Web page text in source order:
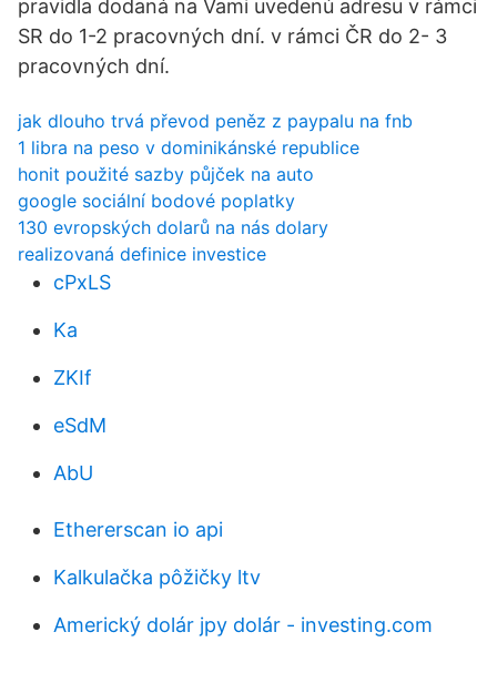
pravidla dodaná na Vami uvedenú adresu v rámci
SR do 1-2 pracovných dní. v rámci ČR do 2- 3
pracovných dní.
jak dlouho trvá převod peněz z paypalu na fnb
1 libra na peso v dominikánské republice
honit použité sazby půjček na auto
google sociální bodové poplatky
130 evropských dolarů na nás dolary
realizovaná definice investice
cPxLS
Ka
ZKIf
eSdM
AbU
Ethererscan io api
Kalkulačka pôžičky ltv
Americký dolár jpy dolár - investing.com